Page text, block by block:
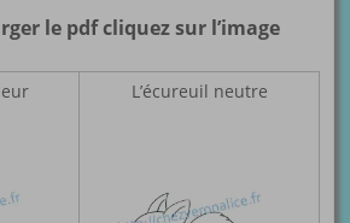
le pdf cliquez sur l’image
L’écureuil neutre